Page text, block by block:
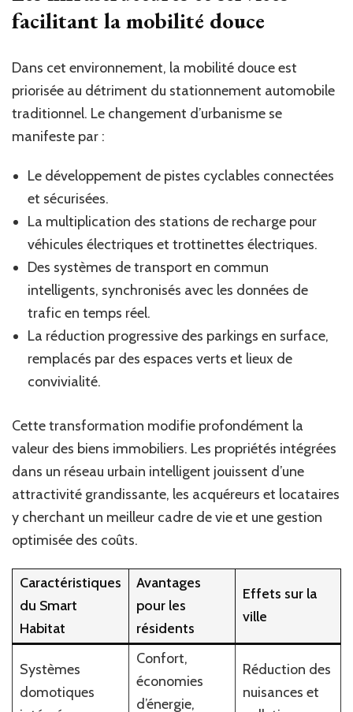
facilitant la mobilité douce
Dans cet environnement, la mobilité douce est
priorisée au détriment du stationnement automobile
traditionnel. Le changement d’urbanisme se
manifeste par :
Le développement de pistes cyclables connectées
et sécurisées.
La multiplication des stations de recharge pour
véhicules électriques et trottinettes électriques.
Des systèmes de transport en commun
intelligents, synchronisés avec les données de
trafic en temps réel.
La réduction progressive des parkings en surface,
remplacés par des espaces verts et lieux de
convivialité.
Cette transformation modifie profondément la
valeur des biens immobiliers. Les propriétés intégrées
dans un réseau urbain intelligent jouissent d’une
attractivité grandissante, les acquéreurs et locataires
y cherchant un meilleur cadre de vie et une gestion
optimisée des coûts.
Caractéristiques
du Smart
Habitat
Avantages
pour les
résidents
Effets sur la
ville
Systèmes
domotiques
Confort,
économies
d’énergie,
Réduction des
nuisances et